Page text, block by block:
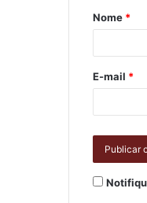
Nome *
E-mail *